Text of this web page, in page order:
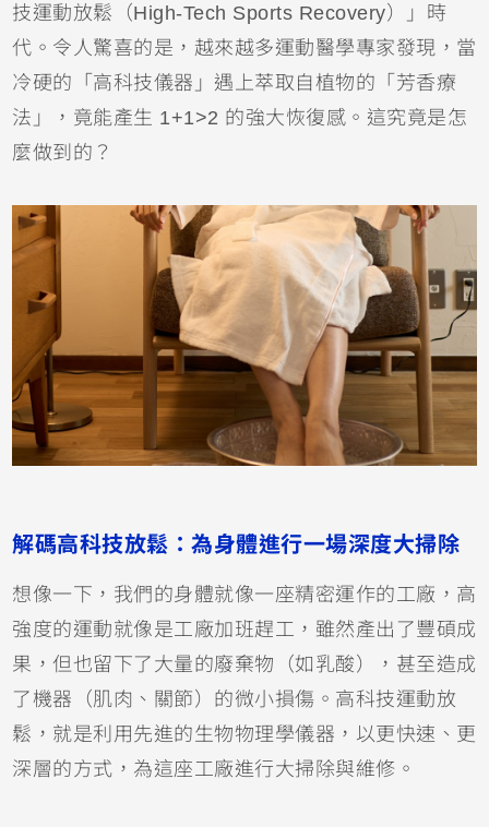
技運動放鬆（High-Tech Sports Recovery）」時
代。令人驚喜的是，越來越多運動醫學專家發現，當
冷硬的「高科技儀器」遇上萃取自植物的「芳香療
法」，竟能產生 1+1>2 的強大恢復感。這究竟是怎
麼做到的？
解碼高科技放鬆：為身體進行一場深度大掃除
想像一下，我們的身體就像一座精密運作的工廠，高
強度的運動就像是工廠加班趕工，雖然產出了豐碩成
果，但也留下了大量的廢棄物（如乳酸），甚至造成
了機器（肌肉、關節）的微小損傷。高科技運動放
鬆，就是利用先進的生物物理學儀器，以更快速、更
深層的方式，為這座工廠進行大掃除與維修。